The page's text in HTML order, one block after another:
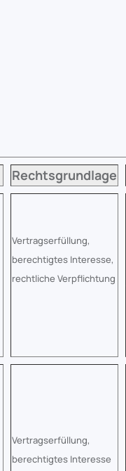
Rechtsgrundlage
Vertragserfüllung,
berechtigtes Interesse,
rechtliche Verpflichtung
Vertragserfüllung,
berechtigtes Interesse